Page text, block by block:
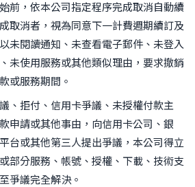
前，依本公司指定程序完成取消自動續
取消者，視為同意下一計費週期續訂及
未閱讀通知、未查看電子郵件、未登入
未使用服務或其他類似理由，要求撤銷
或服務期間。
、拒付、信用卡爭議、未授權付款主
申請或其他事由，向信用卡公司、銀
台或其他第三人提出爭議，本公司得立
部分服務、帳號、授權、下載、技術支
爭議完全解決。